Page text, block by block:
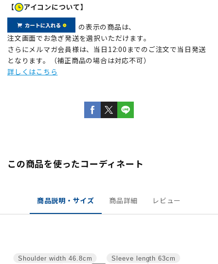
【 アイコンについて】
の表示の商品は、
注文画面でお急ぎ発送を選択いただけます。
さらにメルマガ会員様は、当日12:00までのご注文で当日発送
となります。（補正商品の場合は対応不可）
詳しくはこちら
この商品を使ったコーディネート
商品説明・サイズ 商品詳細 レビュー
Sleeve length 63cm
Shoulder width 46.8cm